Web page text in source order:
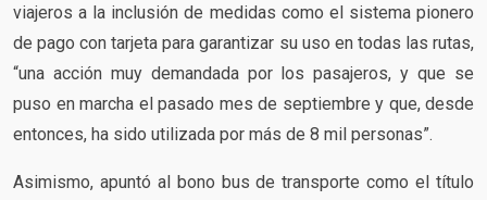
viajeros a la inclusión de medidas como el sistema pionero
de pago con tarjeta para garantizar su uso en todas las rutas,
“una acción muy demandada por los pasajeros, y que se
puso en marcha el pasado mes de septiembre y que, desde
entonces, ha sido utilizada por más de 8 mil personas”.
Asimismo, apuntó al bono bus de transporte como el título